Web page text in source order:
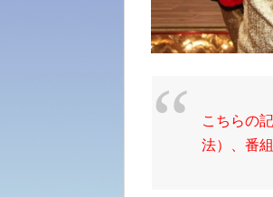
こちらの
法）、番